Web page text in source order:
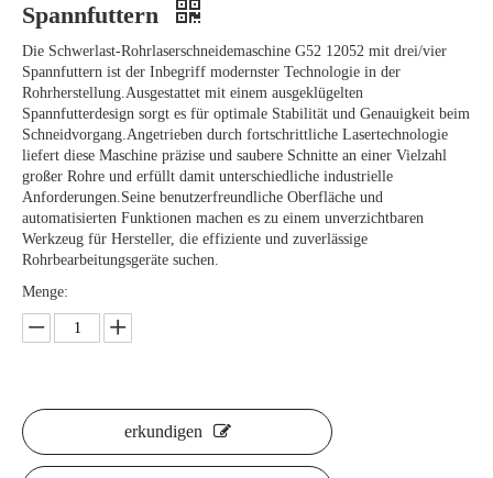
Spannfuttern
Die Schwerlast-Rohrlaserschneidemaschine G52 12052 mit drei/vier
Spannfuttern ist der Inbegriff modernster Technologie in der
Rohrherstellung.Ausgestattet mit einem ausgeklügelten
Spannfutterdesign sorgt es für optimale Stabilität und Genauigkeit beim
Schneidvorgang.Angetrieben durch fortschrittliche Lasertechnologie
liefert diese Maschine präzise und saubere Schnitte an einer Vielzahl
großer Rohre und erfüllt damit unterschiedliche industrielle
Anforderungen.Seine benutzerfreundliche Oberfläche und
automatisierten Funktionen machen es zu einem unverzichtbaren
Werkzeug für Hersteller, die effiziente und zuverlässige
Rohrbearbeitungsgeräte suchen.
Menge:
erkundigen